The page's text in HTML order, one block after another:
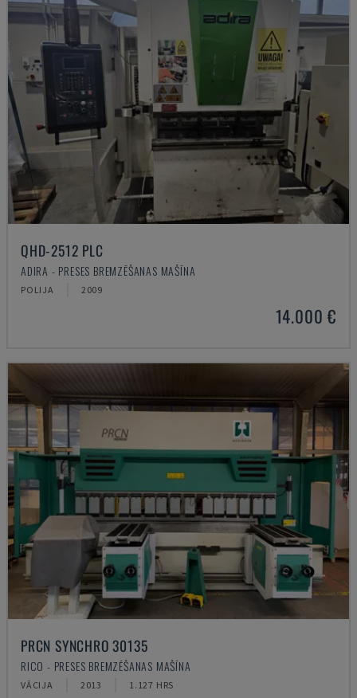
QHD-2512 PLC
ADIRA - PRESES BREMZĒŠANAS MAŠĪNA
POLIJA 2009
14.000 €
PRCN SYNCHRO 30135
RICO - PRESES BREMZĒŠANAS MAŠĪNA
VĀCIJA 2013 1.127 HRS